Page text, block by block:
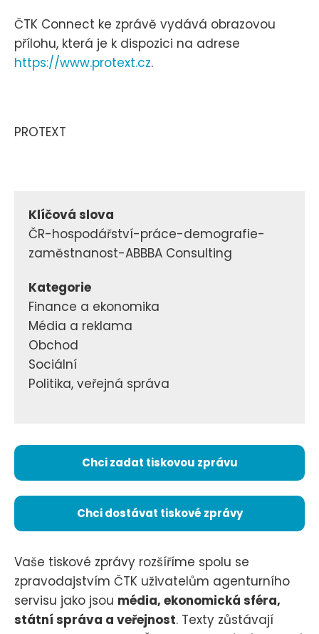
ČTK Connect ke zprávě vydává obrazovou
přílohu, která je k dispozici na adrese
https://www.protext.cz.
PROTEXT
Klíčová slova
ČR-hospodářství-práce-demografie-
zaměstnanost-ABBBA Consulting
Kategorie
Finance a ekonomika
Média a reklama
Obchod
Sociální
Politika, veřejná správa
Chci zadat tiskovou zprávu
Chci dostávat tiskové zprávy
Vaše tiskové zprávy rozšíříme spolu se
zpravodajstvím ČTK uživatelům agenturního
servisu jako jsou média, ekonomická sféra,
státní správa a veřejnost. Texty zůstávají